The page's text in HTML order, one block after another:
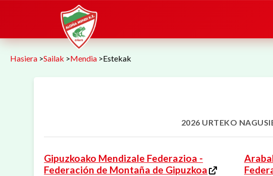
Hasiera >Sailak >Mendia >Estekak
2026 URTEKO
Gipuzkoako Mendizale Federazioa -
Federación de Montaña de Gipuzkoa